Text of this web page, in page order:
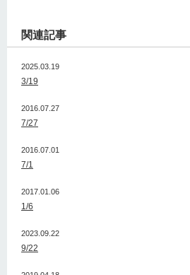
関連記事
2025.03.19
3/19
2016.07.27
7/27
2016.07.01
7/1
2017.01.06
1/6
2023.09.22
9/22